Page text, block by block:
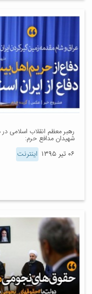
شهیدان مدافع حرم:
۰۶ تیر ۱۳۹۵ اینترنت